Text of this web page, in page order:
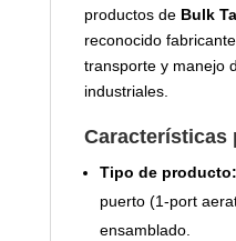
productos de Bulk
reconocido
transporte y manejo
industriales.
Características
Tipo de producto:
puerto (1-port
ensamblado.